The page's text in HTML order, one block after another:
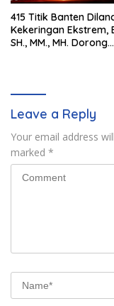
415 Titik Banten
Kekeringan Ekstrem,
SH., MM., MH. Dorong
Leave a Reply
Your email address
marked *